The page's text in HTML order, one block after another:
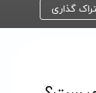
گذاری